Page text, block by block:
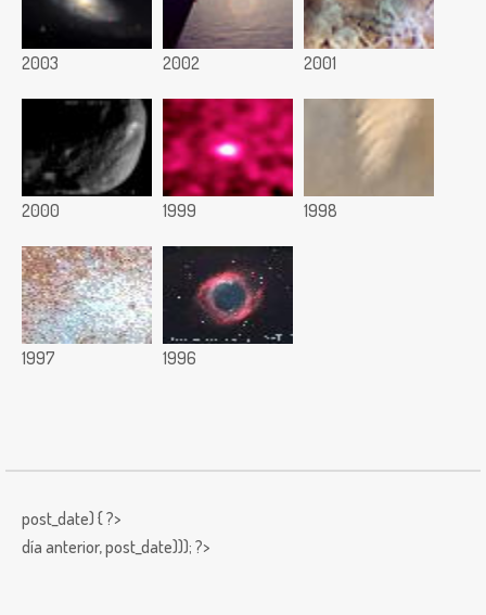
2003 2002 2001
2000 1999 1998
1997 1996
post_date) { ?>
día anterior,post_date))); ?>